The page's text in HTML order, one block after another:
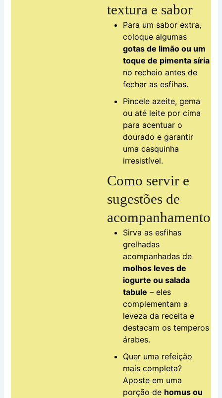
textura e sabor
Para um sabor extra,
coloque algumas
gotas de limão ou um
toque de pimenta síria
no recheio antes de
fechar as esfihas.
Pincele azeite, gema
ou até leite por cima
para acentuar o
dourado e garantir
uma casquinha
irresistível.
Como servir e
sugestões de
acompanhamento
Sirva as esfihas
grelhadas
acompanhadas de
molhos leves de
iogurte ou salada
tabule – eles
complementam a
leveza da receita e
destacam os temperos
árabes.
Quer uma refeição
mais completa?
Aposte em uma
porção de homus ou